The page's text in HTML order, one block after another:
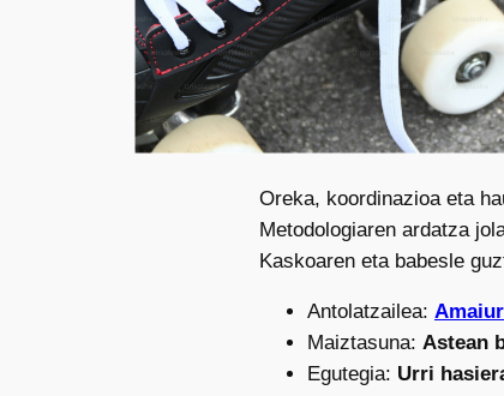
Oreka, koordinazioa eta
Metodologiaren ardatza
Kaskoaren eta babesle
Antolatzailea:
Maiztasuna: Astean
Egutegia: Urri